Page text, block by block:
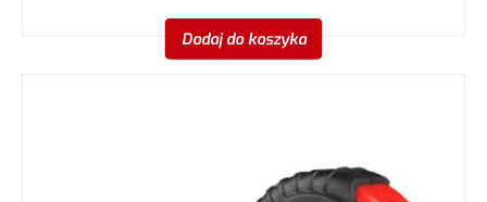
Dodaj do koszyka